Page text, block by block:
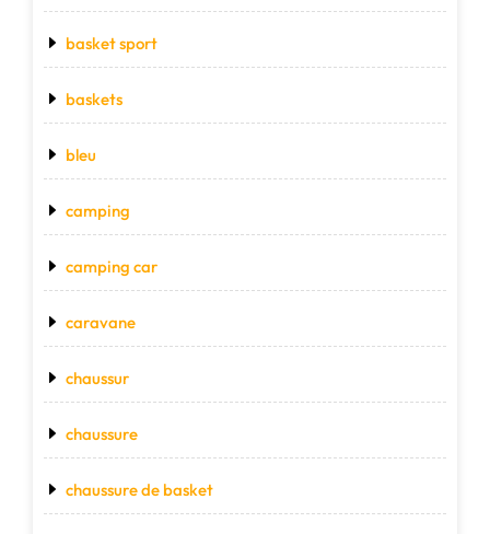
basket sport
baskets
bleu
camping
camping car
caravane
chaussur
chaussure
chaussure de basket